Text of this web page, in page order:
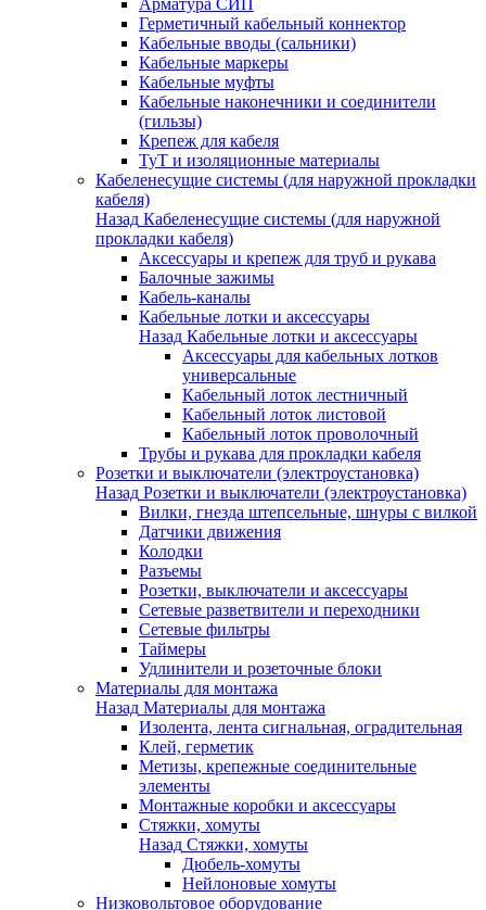
Арматура СИП
Герметичный кабельный коннектор
Кабельные вводы (сальники)
Кабельные маркеры
Кабельные муфты
Кабельные наконечники и соединители
(гильзы)
Крепеж для кабеля
ТуТ и изоляционные материалы
Кабеленесущие системы (для наружной прокладки
кабеля)
Назад Кабеленесущие системы (для наружной
прокладки кабеля)
Аксессуары и крепеж для труб и рукава
Балочные зажимы
Кабель-каналы
Кабельные лотки и аксессуары
Назад Кабельные лотки и аксессуары
Аксессуары для кабельных лотков
универсальные
Кабельный лоток лестничный
Кабельный лоток листовой
Кабельный лоток проволочный
Трубы и рукава для прокладки кабеля
Розетки и выключатели (электроустановка)
Назад Розетки и выключатели (электроустановка)
Вилки, гнезда штепсельные, шнуры с вилкой
Датчики движения
Колодки
Разъемы
Розетки, выключатели и аксессуары
Сетевые разветвители и переходники
Сетевые фильтры
Таймеры
Удлинители и розеточные блоки
Материалы для монтажа
Назад Материалы для монтажа
Изолента, лента сигнальная, оградительная
Клей, герметик
Метизы, крепежные соединительные
элементы
Монтажные коробки и аксессуары
Стяжки, хомуты
Назад Стяжки, хомуты
Дюбель-хомуты
Нейлоновые хомуты
Низковольтовое оборудование